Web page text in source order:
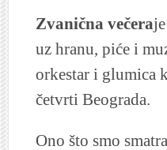
Zvanična večera
uz hranu, piće i
orkestar i glumica
četvrti Beograda.
Ono što smo